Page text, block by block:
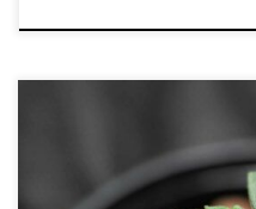
Pożyteczne bakterie w
zdrowszych roślin